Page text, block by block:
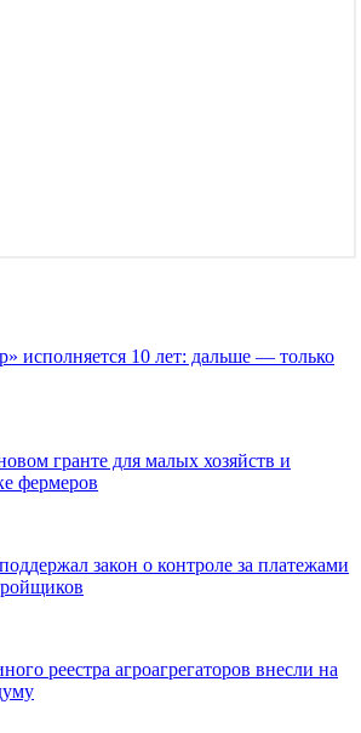
исполняется 10 лет: дальше — только
гранте для малых хозяйств и
фермеров
закон о контроле за платежами
реестра агроагрегаторов внесли на